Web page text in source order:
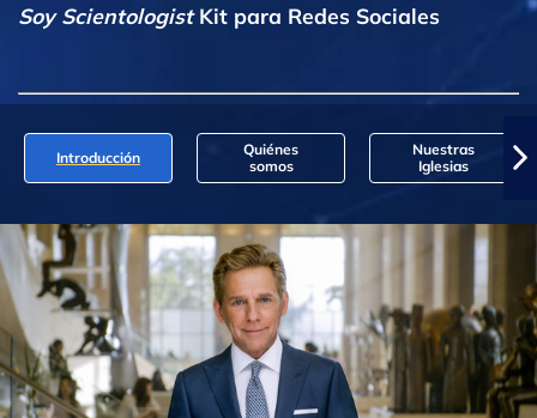
Soy ScientologistKit para Redes Sociales
Introducción
Quiénes
somos
Nuestras
Iglesias